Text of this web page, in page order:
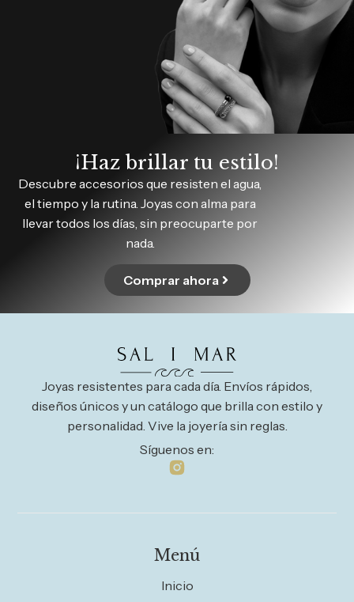
¡Haz brillar tu estilo!
Descubre accesorios que resisten el agua,
el tiempo y la rutina. Joyas con alma para
llevar todos los días, sin preocuparte por
nada.
Comprar ahora
Joyas resistentes para cada día. Envíos rápidos,
diseños únicos y un catálogo que brilla con estilo y
personalidad. Vive la joyería sin reglas.
Síguenos en:
Menú
Inicio